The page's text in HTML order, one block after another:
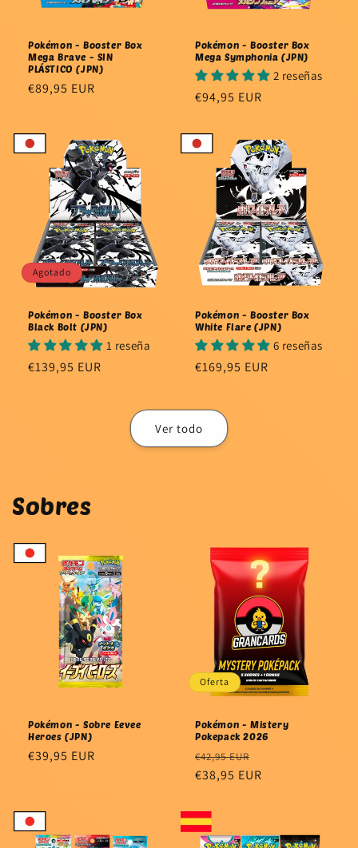
Pokémon - Booster Box
Mega Brave - SIN
PLÁSTICO (JPN)
Precio
€89,95 EUR
Pokémon - Booster Box
Mega Symphonia (JPN)
2 reseñas
Precio
€94,95 EUR
Agotado
Pokémon - Booster Box
Black Bolt (JPN)
1 reseña
Precio
€139,95 EUR
Pokémon - Booster Box
White Flare (JPN)
6 reseñas
Precio
€169,95 EUR
Ver todo
Sobres
Pokémon - Sobre Eevee
Heroes (JPN)
Precio
€39,95 EUR
Oferta
Pokémon - Mistery
Pokepack 2026
Precio
habitual
€42,95 EUR
de
€38,95 EUR